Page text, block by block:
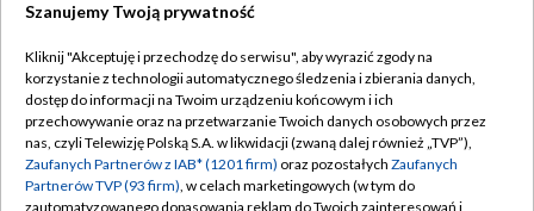
TVP
Abonament TVP
Emisja w TVP
Centrum informacji TVP
Regulamin TVP
Polityka prywatności
Moje zgody
Szanujemy Twoją prywatność
Kliknij "Akceptuję i przechodzę do serwisu", aby wyrazić zgody na
korzystanie z technologii automatycznego śledzenia i zbierania danych,
dostęp do informacji na Twoim urządzeniu końcowym i ich
przechowywanie oraz na przetwarzanie Twoich danych osobowych przez
nas, czyli Telewizję Polską S.A. w likwidacji (zwaną dalej również „TVP”),
Zaufanych Partnerów z IAB* (1201 firm) oraz pozostałych Zaufanych
Partnerów TVP (93 firm), w celach marketingowych (w tym do
zautomatyzowanego dopasowania reklam do Twoich zainteresowań i